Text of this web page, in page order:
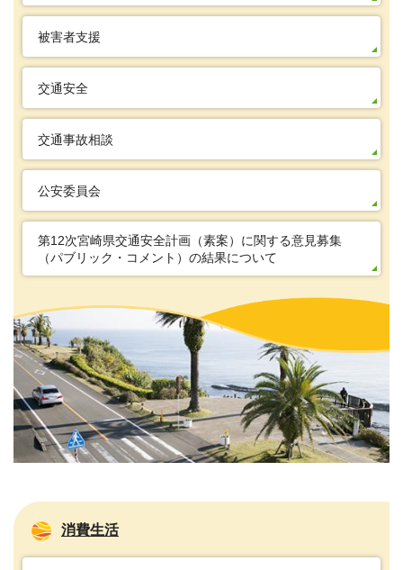
被害者支援
交通安全
交通事故相談
公安委員会
第12次宮崎県交通安全計画（素案）に関する意見募集
（パブリック・コメント）の結果について
消費生活